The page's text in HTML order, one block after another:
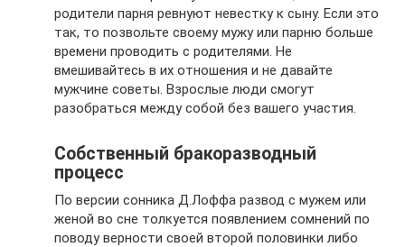
родители парня ревнуют невестку к сыну. Если это
так, то позвольте своему мужу или парню больше
времени проводить с родителями. Не
вмешивайтесь в их отношения и не давайте
мужчине советы. Взрослые люди смогут
разобраться между собой без вашего участия.
Собственный бракоразводный
процесс
По версии сонника Д.Лоффа развод с мужем или
женой во сне толкуется появлением сомнений по
поводу верности своей второй половинки либо